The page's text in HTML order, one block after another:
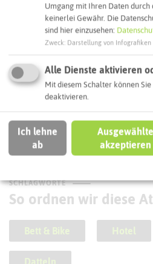
SCHLAGWORTE
So ordnen wir diese
Bett & Bike Hotel
Datteln
Umgang mit Ihren Daten
keinerlei Gewähr. Die
sind hier einzusehen:
Zweck Darstellung von Infografiken
Alle Dienste aktivieren
Mit diesem Schalter können
deaktivieren.
Ich lehne
ab
Ausgewählte
akzeptieren